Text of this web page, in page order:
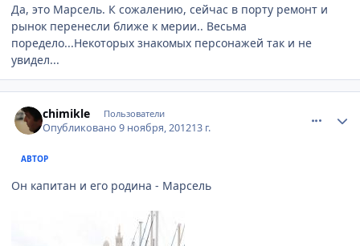
Да, это Марсель. К сожалению, сейчас в порту ремонт и
рынок перенесли ближе к мерии.. Весьма
поредело...Некоторых знакомых персонажей так и не
увидел...
chimikle Пользователи
Опубликовано9 ноября, 201213 г.
АВТОР
Он капитан и его родина - Марсель